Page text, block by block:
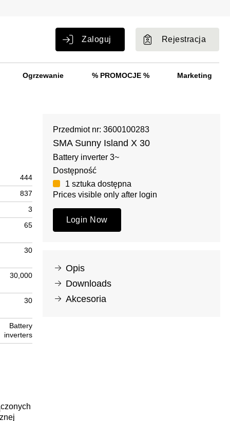
Zaloguj Rejestracja
Ogrzewanie % PROMOCJE % Marketing
444
837
3
65
30
30,000
30
Battery
inverters
Przedmiot nr: 3600100283
SMA Sunny Island X 30
Battery inverter 3~
Dostępność
1 sztuka dostępna
Prices visible only after login
Login Now
Opis
Downloads
Akcesoria